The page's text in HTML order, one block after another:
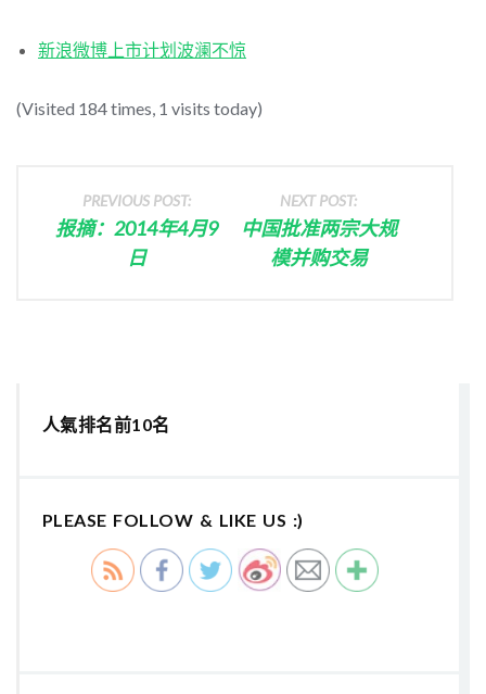
新浪微博上市计划波澜不惊
(Visited 184 times, 1 visits today)
PREVIOUS POST:
报摘：2014年4月9
日
NEXT POST:
中国批准两宗大规
模并购交易
人氣排名前10名
PLEASE FOLLOW & LIKE US :)